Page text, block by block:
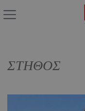
ΣΤΗΘΟΣ